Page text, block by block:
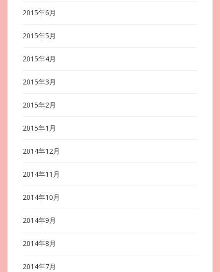
2015年6月
2015年5月
2015年4月
2015年3月
2015年2月
2015年1月
2014年12月
2014年11月
2014年10月
2014年9月
2014年8月
2014年7月